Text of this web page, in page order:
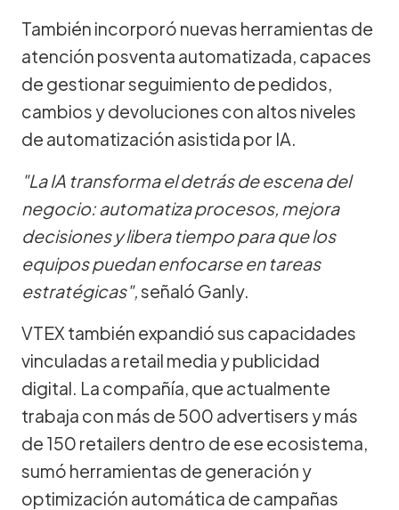
También incorporó nuevas herramientas de
atención posventa automatizada, capaces
de gestionar seguimiento de pedidos,
cambios y devoluciones con altos niveles
de automatización asistida por IA.
"La IA transforma el detrás de escena del
negocio: automatiza procesos, mejora
decisiones y libera tiempo para que los
equipos puedan enfocarse en tareas
estratégicas",señaló Ganly.
VTEX también expandió sus capacidades
vinculadas a retail media y publicidad
digital. La compañía, que actualmente
trabaja con más de 500 advertisers y más
de 150 retailers dentro de ese ecosistema,
sumó herramientas de generación y
optimización automática de campañas